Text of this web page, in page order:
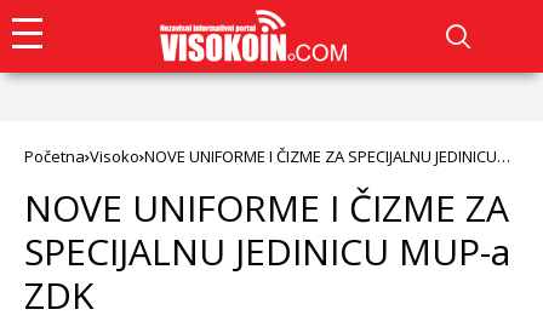
Početna Visoko NOVE UNIFORME I ČIZME ZA SPECIJALNU JEDINICU
NOVE UNIFORME I ČIZME ZA
SPECIJALNU JEDINICU MUP-a
ZDK